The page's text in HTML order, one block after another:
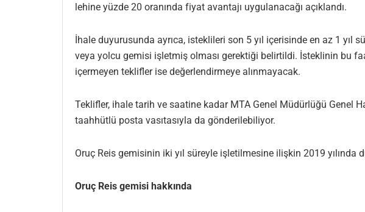
lehine yüzde 20 oranında fiyat avantajı uygulanacağı açıklandı.
İhale duyurusunda ayrıca, isteklileri son 5 yıl içerisinde en az 1
veya yolcu gemisi işletmiş olması gerektiği belirtildi. İsteklinin bu
içermeyen teklifler ise değerlendirmeye alınmayacak.
Teklifler, ihale tarih ve saatine kadar MTA Genel Müdürlüğü Genel
taahhütlü posta vasıtasıyla da gönderilebiliyor.
Oruç Reis gemisinin iki yıl süreyle işletilmesine ilişkin 2019
Oruç Reis gemisi hakkında